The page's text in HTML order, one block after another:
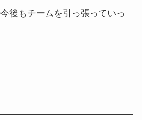
後もチームを引っ張っていっ